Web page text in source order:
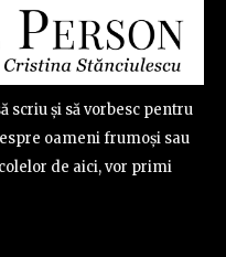
scriu și să vorbesc pentru
oameni frumoși sau
de aici, vor primi